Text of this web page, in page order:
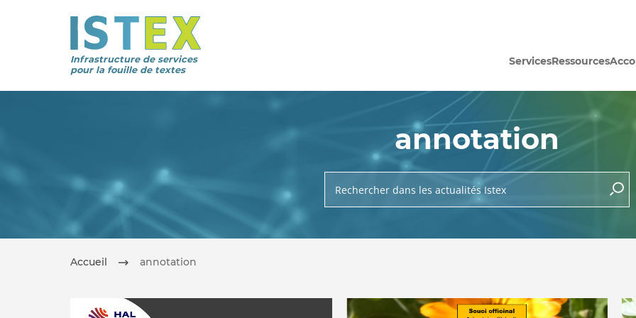
Infrastructure de services
pour la fouille de textes
ServicesRessources
annotation
Rechercher dans les actualités Istex
Accueil annotation